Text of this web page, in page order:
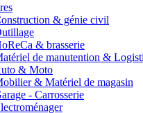
& génie civil
& brasserie
de manutention &
& Moto
& Matériel de magasin
- Carrosserie